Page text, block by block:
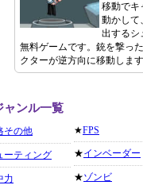
移動でキ
動かして
出するシ
無料ゲームです。銃を撃っ
クターが逆方向に移動しま
ンル一覧
その他
ーティング
力
★FPS
★インベーダー
★ゾンビ